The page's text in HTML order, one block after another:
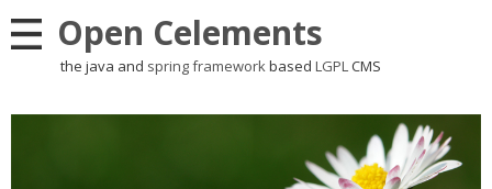
Open Celements
the java and spring frameworkbased LGPLCMS